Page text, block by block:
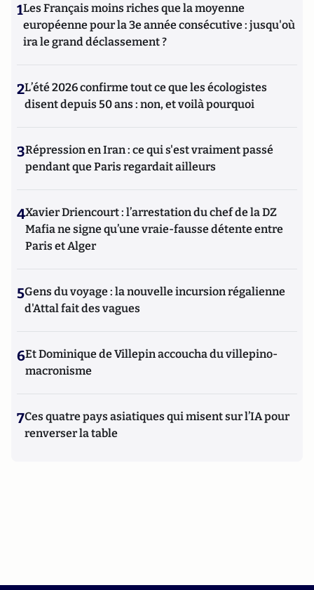
1Les Français moins riches que la moyenne
européenne pour la 3e année consécutive : jusqu'où
ira le grand déclassement ?
2L’été 2026 confirme tout ce que les écologistes
disent depuis 50 ans : non, et voilà pourquoi
3Répression en Iran : ce qui s'est vraiment passé
pendant que Paris regardait ailleurs
4Xavier Driencourt : l’arrestation du chef de la DZ
Mafia ne signe qu’une vraie-fausse détente entre
Paris et Alger
5Gens du voyage : la nouvelle incursion régalienne
d'Attal fait des vagues
6Et Dominique de Villepin accoucha du villepino-
macronisme
7Ces quatre pays asiatiques qui misent sur l’IA pour
renverser la table